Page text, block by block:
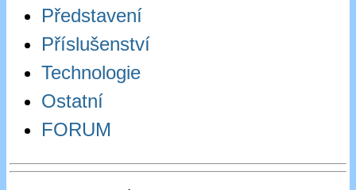
Představení
Příslušenství
Technologie
Ostatní
FORUM